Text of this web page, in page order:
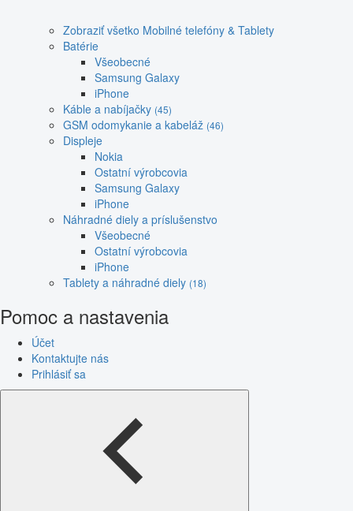
Zobraziť všetko Mobilné telefóny & Tablety
Batérie
Všeobecné
Samsung Galaxy
iPhone
Káble a nabíjačky (45)
GSM odomykanie a kabeláž (46)
Displeje
Nokia
Ostatní výrobcovia
Samsung Galaxy
iPhone
Náhradné diely a príslušenstvo
Všeobecné
Ostatní výrobcovia
iPhone
Tablety a náhradné diely (18)
Pomoc a nastavenia
Účet
Kontaktujte nás
Prihlásiť sa